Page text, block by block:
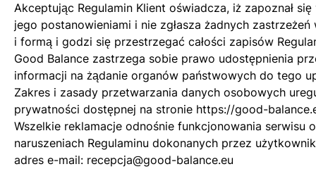
Akceptując Regulamin Klient oświadcza, iż zapoznał
jego postanowieniami i nie zgłasza żadnych
i formą i godzi się przestrzegać całości zapisów
Good Balance zastrzega sobie prawo udostępnienia
informacji na żądanie organów państwowych do tego
Zakres i zasady przetwarzania danych osobowych
prywatności dostępnej na stronie https://good-
Wszelkie reklamacje odnośnie funkcjonowania serwisu
naruszeniach Regulaminu dokonanych przez
adres e-mail: recepcja@good-balance.eu